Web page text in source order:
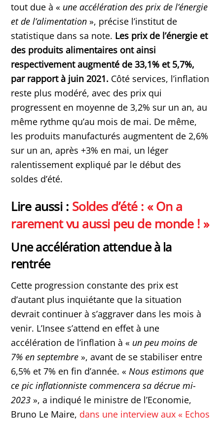
tout due à « une accélération des prix de l’énergie
et de l’alimentation », précise l’institut de
statistique dans sa note. Les prix de l’énergie et
des produits alimentaires ont ainsi
respectivement augmenté de 33,1% et 5,7%,
par rapport à juin 2021. Côté services, l’inflation
reste plus modéré, avec des prix qui
progressent en moyenne de 3,2% sur un an, au
même rythme qu’au mois de mai. De même,
les produits manufacturés augmentent de 2,6%
sur un an, après +3% en mai, un léger
ralentissement expliqué par le début des
soldes d’été.
Lire aussi : Soldes d’été : « On a
rarement vu aussi peu de monde ! »
Une accélération attendue à la
rentrée
Cette progression constante des prix est
d’autant plus inquiétante que la situation
devrait continuer à s’aggraver dans les mois à
venir. L’Insee s’attend en effet à une
accélération de l’inflation à « un peu moins de
7% en septembre », avant de se stabiliser entre
6,5% et 7% en fin d’année. « Nous estimons que
ce pic inflationniste commencera sa décrue mi-
2023 », a indiqué le ministre de l’Economie,
Bruno Le Maire, dans une interview aux « Echos